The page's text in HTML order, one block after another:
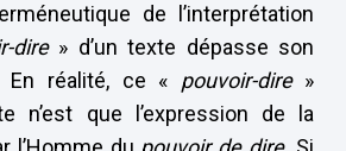
de l’interprétation
dire» d’un texte dépasse son
réalité, ce « pouvoir-dire»
n’est que l’expression de la